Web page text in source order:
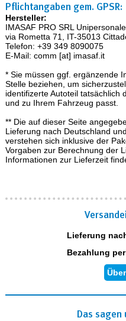
Pflichtangaben gem. GPSR:
Hersteller:
IMASAF PRO SRL Unipersonale
via Rometta 71, IT-35013
Telefon: +39 349 8090075
E-Mail: comm [at] imasaf.it
* Sie müssen ggf. ergänzende
Stelle beziehen, um
identifizerte Autoteil tatsächlich
und zu Ihrem Fahrzeug passt.
** Die auf dieser Seite
Lieferung nach Deutschland
verstehen sich inklusive der
Vorgaben zur Berechnung der
Informationen zur Lieferzeit
Lieferung
Bezahlung
Das sagen